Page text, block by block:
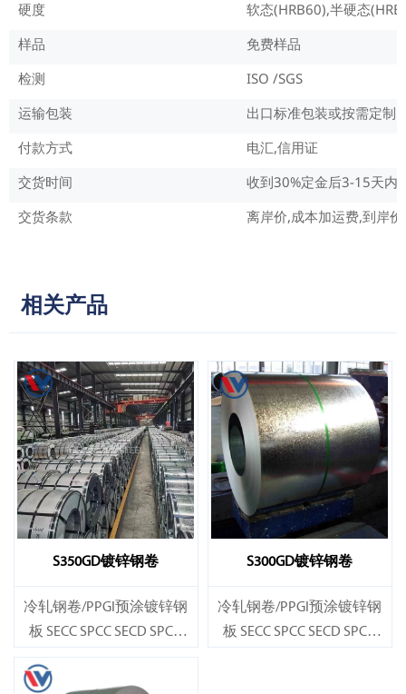
硬度
软态(HRB60),半硬态
样品
免费样品
检测
ISO /SGS
运输包装
出口标准包装或按需定制
付款方式
电汇,信用证
交货时间
收到30%定金后3-15天内
交货条款
离岸价,成本加运费,到岸
相关产品
S350GD镀锌钢卷
冷轧钢卷/PPGI预涂镀锌钢
板 SECC SPCC SECD SPCD
SECE SPCE SECC N2 SECC N4
S300GD镀锌钢卷
冷轧钢卷/PPGI预涂镀锌钢
板 SECC SPCC SECD SPCD